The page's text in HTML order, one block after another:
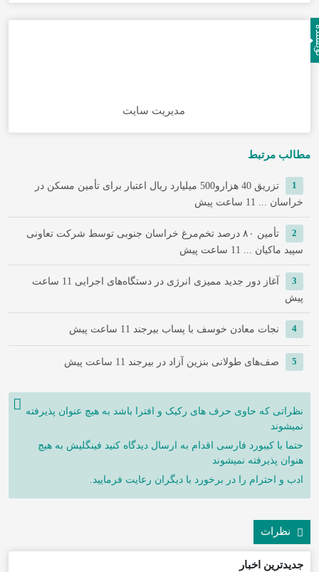
مدیریت سایت
مطالب مرتبط
1
تزریق 40 هزارو500 میلیارد ریال اعتبار برای تأمین مسکن در
خراسان ...
11 ساعت پیش
2
تأمین ۸۰ درصد تخم‌مرغ خراسان جنوبی توسط شرکت تعاونی
سپید ماکیان ...
11 ساعت پیش
3 آغاز دور جدید ممیزی انرژی در دستگاه‌های اجرایی
11 ساعت
پیش
4 نجات معادن خوسف با پساب بیرجند 11 ساعت پیش
5 صف‌های طولانی بنزین آزاد در بیرجند 11 ساعت پیش
نظراتی که حاوی حرف های رکیک و افترا باشد به هیچ عنوان پذیرفته
نمیشوند
حتما با کیبورد فارسی اقدام به ارسال دیدگاه کنید فینگلیش به هیچ
هنوان پذیرفته نمیشوند
ادب و احترام را در برخورد با دیگران رعایت فرمایید.
نظرات
جدیدترین اخبار